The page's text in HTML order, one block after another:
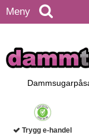
Meny
Trygg e-handel